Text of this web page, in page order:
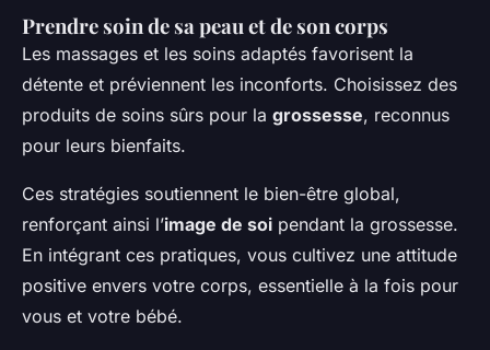
Prendre soin de sa peau et de son corps
Les massages et les soins adaptés favorisent la
détente et préviennent les inconforts. Choisissez des
produits de soins sûrs pour la grossesse, reconnus
pour leurs bienfaits.
Ces stratégies soutiennent le bien-être global,
renforçant ainsi l’image de soi pendant la grossesse.
En intégrant ces pratiques, vous cultivez une attitude
positive envers votre corps, essentielle à la fois pour
vous et votre bébé.